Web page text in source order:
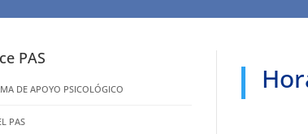
PAS
DE APOYO PSICOLÓGICO
PAS